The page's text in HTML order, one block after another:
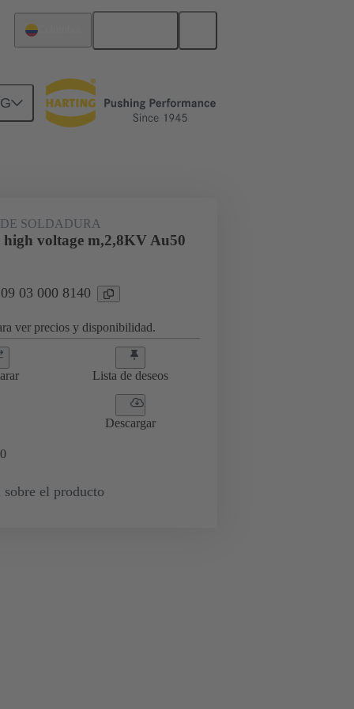
Productos
SOLDADURA
voltage m,2,8KV Au50
03 000 8140
ver precios y disponibilidad.
Lista de deseos
Descargar
0
sobre el producto